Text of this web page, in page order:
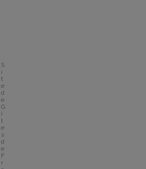
S
i
t
e
d
e
G
î
t
e
s
d
e
F
r